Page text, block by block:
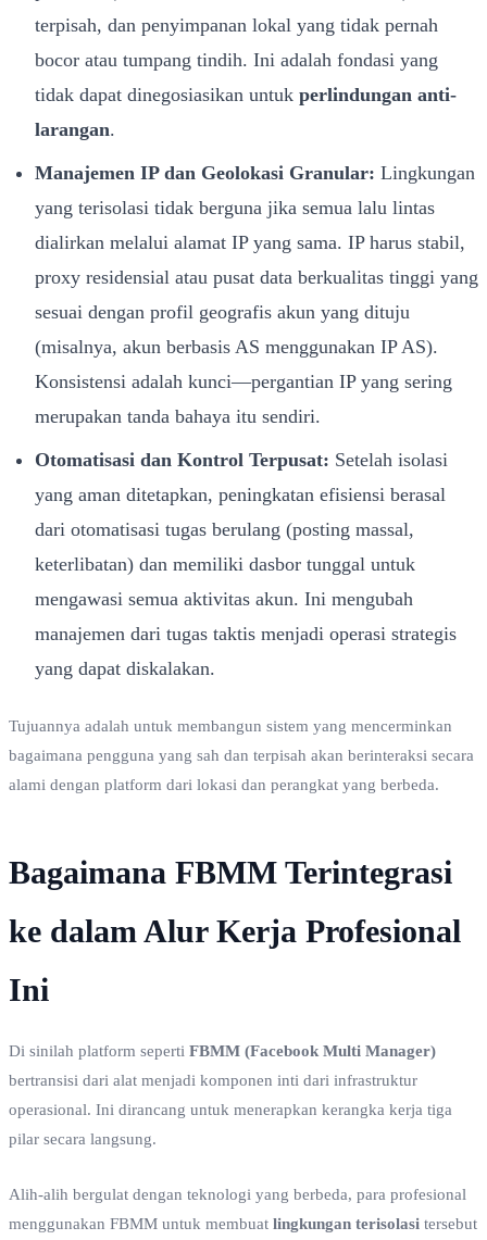
terpisah, dan penyimpanan lokal yang tidak pernah
bocor atau tumpang tindih. Ini adalah fondasi yang
tidak dapat dinegosiasikan untuk perlindungan anti-
larangan.
Manajemen IP dan Geolokasi Granular: Lingkungan
yang terisolasi tidak berguna jika semua lalu lintas
dialirkan melalui alamat IP yang sama. IP harus stabil,
proxy residensial atau pusat data berkualitas tinggi yang
sesuai dengan profil geografis akun yang dituju
(misalnya, akun berbasis AS menggunakan IP AS).
Konsistensi adalah kunci—pergantian IP yang sering
merupakan tanda bahaya itu sendiri.
Otomatisasi dan Kontrol Terpusat: Setelah isolasi
yang aman ditetapkan, peningkatan efisiensi berasal
dari otomatisasi tugas berulang (posting massal,
keterlibatan) dan memiliki dasbor tunggal untuk
mengawasi semua aktivitas akun. Ini mengubah
manajemen dari tugas taktis menjadi operasi strategis
yang dapat diskalakan.
Tujuannya adalah untuk membangun sistem yang mencerminkan
bagaimana pengguna yang sah dan terpisah akan berinteraksi secara
alami dengan platform dari lokasi dan perangkat yang berbeda.
Bagaimana FBMM Terintegrasi
ke dalam Alur Kerja Profesional
Ini
Di sinilah platform seperti FBMM (Facebook Multi Manager)
bertransisi dari alat menjadi komponen inti dari infrastruktur
operasional. Ini dirancang untuk menerapkan kerangka kerja tiga
pilar secara langsung.
Alih-alih bergulat dengan teknologi yang berbeda, para profesional
menggunakan FBMM untuk membuat lingkungan terisolasi tersebut